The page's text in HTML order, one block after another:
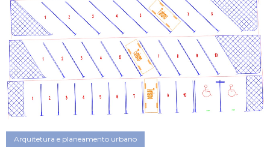
Arquitetura e planeamento urbano